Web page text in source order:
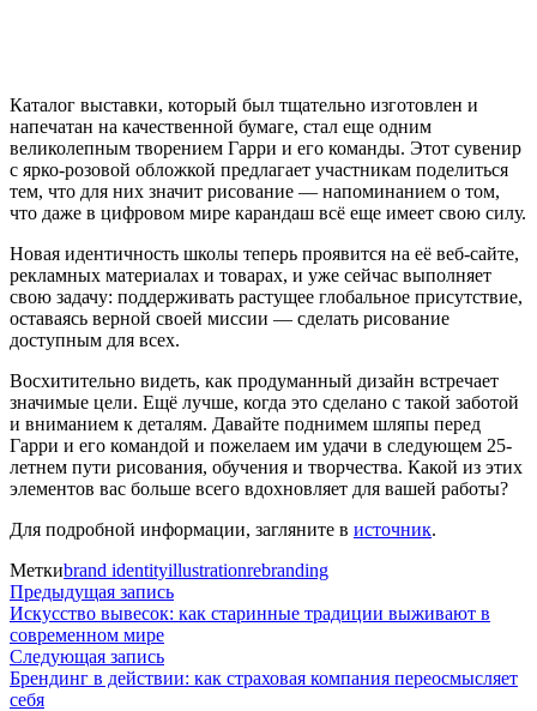
Каталог выставки, который был тщательно изготовлен и
напечатан на качественной бумаге, стал еще одним
великолепным творением Гарри и его команды. Этот сувенир
с ярко-розовой обложкой предлагает участникам поделиться
тем, что для них значит рисование — напоминанием о том,
что даже в цифровом мире карандаш всё еще имеет свою силу.
Новая идентичность школы теперь проявится на её веб-сайте,
рекламных материалах и товарах, и уже сейчас выполняет
свою задачу: поддерживать растущее глобальное присутствие,
оставаясь верной своей миссии — сделать рисование
доступным для всех.
Восхитительно видеть, как продуманный дизайн встречает
значимые цели. Ещё лучше, когда это сделано с такой заботой
и вниманием к деталям. Давайте поднимем шляпы перед
Гарри и его командой и пожелаем им удачи в следующем 25-
летнем пути рисования, обучения и творчества. Какой из этих
элементов вас больше всего вдохновляет для вашей работы?
Для подробной информации, загляните в источник.
Меткиbrand identityillustrationrebranding
Навигация
по
записям
Предыдущая записьПредыдущая
запись:
Искусство вывесок: как старинные традиции выживают в
современном мире
Следующая записьСледующая
запись:
Брендинг в действии: как страховая компания переосмысляет
себя